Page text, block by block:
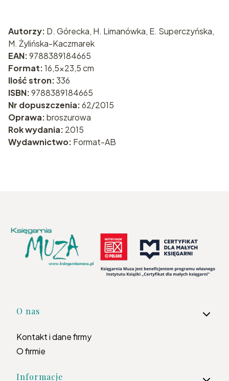
Autorzy: D. Górecka, H. Limanówka, E. Superczyńska,
M. Żylińska-Kaczmarek
EAN:9788389184665
Format:16,5x23,5 cm
Ilość stron:336
ISBN:9788389184665
Nr dopuszczenia:62/2015
Oprawa:broszurowa
Rok wydania: 2015
Wydawnictwo: Format-AB
Linki w stopce
O nas
Kontakt i dane firmy
O firmie
Informacje